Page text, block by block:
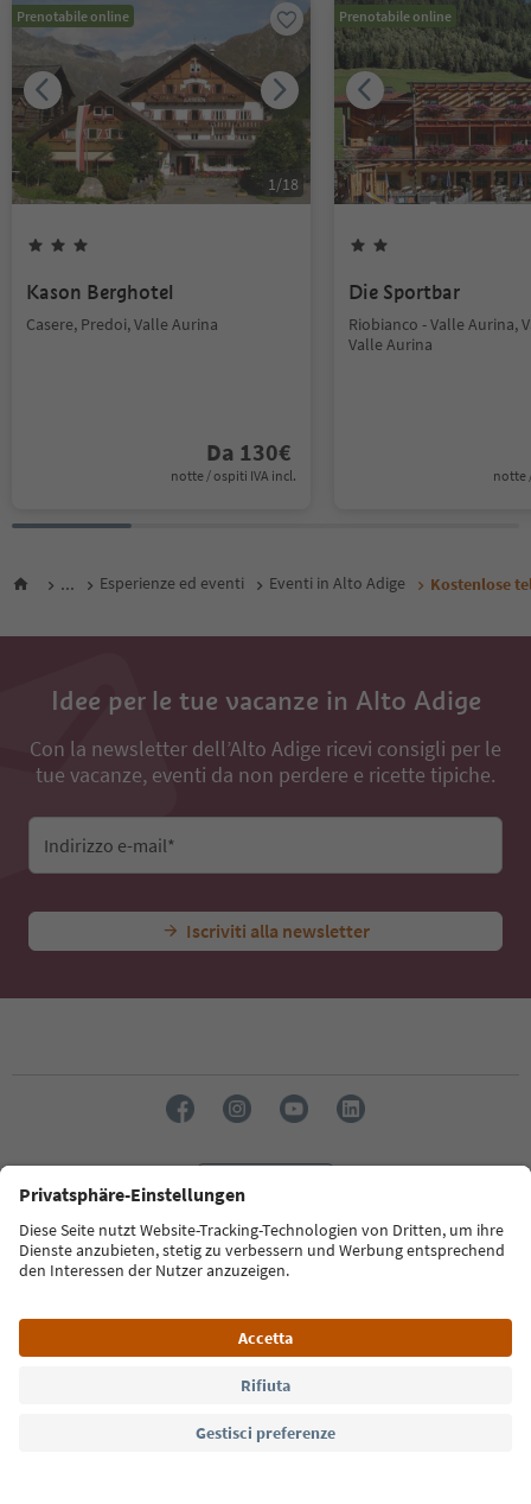
Prenotabile online
1/18
Kason Berghotel
Casere, Predoi, Valle Aurina
Da 130€
notte / ospiti IVA incl.
Prenotabile online
Die Sportbar
Riobianco - Valle Aurina,
Valle Aurina
notte
... Esperienze ed eventi Eventi in Alto Adige Kostenlose
Idee per le tue vacanze in Alto Adige
Con la newsletter dell’Alto Adige ricevi consigli per le
tue vacanze, eventi da non perdere e ricette tipiche.
Indirizzo e-mail*
Iscriviti alla newsletter
Südtirol Guide App